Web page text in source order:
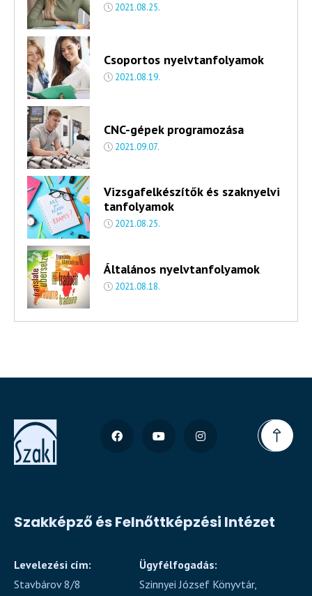
2021.08.25.
Csoportos nyelvtanfolyamok
2021.08.19.
CNC-gépek programozása
2021.09.07.
Vizsgafelkészítők és szaknyelvi
tanfolyamok
2021.08.25.
Általános nyelvtanfolyamok
2021.08.18.
Szakképző és Felnőttképzési Intézet
Levelezési cím:
Stavbárov 8/8
Ügyfélfogadás:
Szinnyei József Könyvtár,